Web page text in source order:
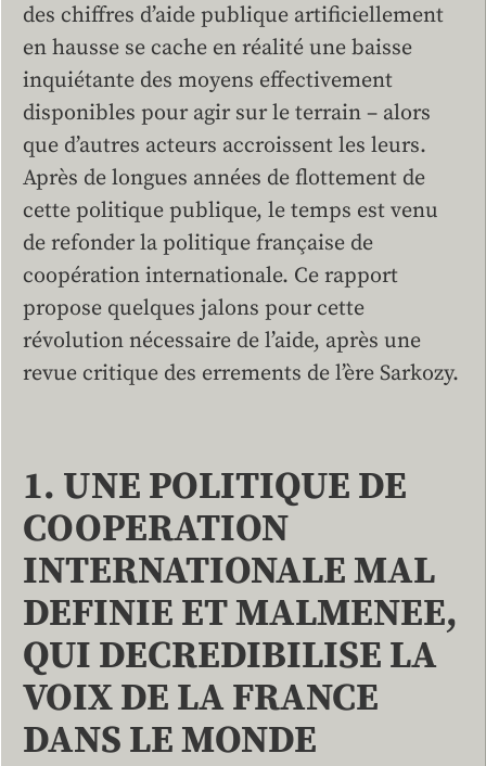
des chiffres d’aide publique artificiellement
en hausse se cache en réalité une baisse
inquiétante des moyens effectivement
disponibles pour agir sur le terrain – alors
que d’autres acteurs accroissent les leurs.
Après de longues années de flottement de
cette politique publique, le temps est venu
de refonder la politique française de
coopération internationale. Ce rapport
propose quelques jalons pour cette
révolution nécessaire de l’aide, après une
revue critique des errements de l’ère Sarkozy.
1. UNE POLITIQUE DE
COOPERATION
INTERNATIONALE MAL
DEFINIE ET MALMENEE,
QUI DECREDIBILISE LA
VOIX DE LA FRANCE
DANS LE MONDE